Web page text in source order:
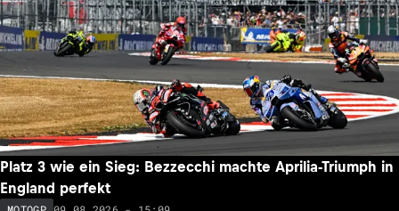
Platz 3 wie ein Sieg: Bezzecchi machte Aprilia-Triumph in
England perfekt